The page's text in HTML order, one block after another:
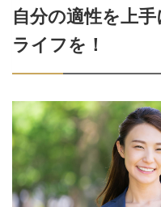
自分の適性を上
ライフを！